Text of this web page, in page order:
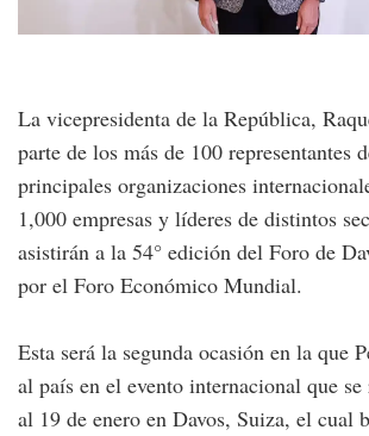
La vicepresidenta de la República,
parte de los más de 100 representantes
principales organizaciones
1,000 empresas y líderes de distintos
asistirán a la 54° edición del Foro de
por el Foro Económico Mundial.
Esta será la segunda ocasión en la que
al país en el evento internacional que
al 19 de enero en Davos, Suiza, el cual